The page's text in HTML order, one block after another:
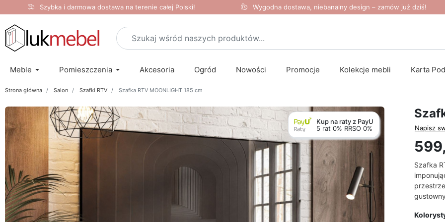
Szybka i darmowa dostawa na terenie całej Polski! Wygodna dostawa, niebanalny design – zamów już dziś!
Meble Pomieszczenia Akcesoria Ogród Nowości Promocje Kolekcje mebli Karta
Strona główna Salon Szafki RTV Szafka RTV MOONLIGHT 185 cm
Kup na raty z PayU
5 rat 0% RRSO 0%
Napisz
Szafka